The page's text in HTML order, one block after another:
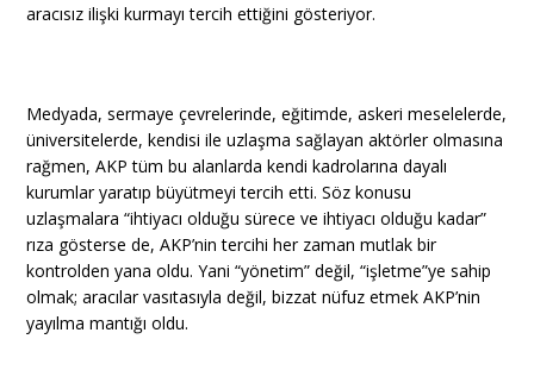
aracısız ilişki kurmayı tercih ettiğini gösteriyor.
Medyada, sermaye çevrelerinde, eğitimde, askeri meselelerde,
üniversitelerde, kendisi ile uzlaşma sağlayan aktörler olmasına
rağmen, AKP tüm bu alanlarda kendi kadrolarına dayalı
kurumlar yaratıp büyütmeyi tercih etti. Söz konusu
uzlaşmalara “ihtiyacı olduğu sürece ve ihtiyacı olduğu kadar”
rıza gösterse de, AKP’nin tercihi her zaman mutlak bir
kontrolden yana oldu. Yani “yönetim” değil, “işletme”ye sahip
olmak; aracılar vasıtasıyla değil, bizzat nüfuz etmek AKP’nin
yayılma mantığı oldu.